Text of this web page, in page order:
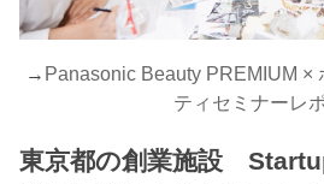
→ Panasonic Beauty PREMIUM ×
ティセミナーレ
東京都の創業施設